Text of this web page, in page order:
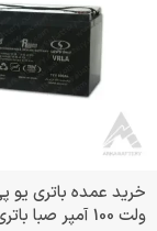
ولت 100 آمپر صبا باتری